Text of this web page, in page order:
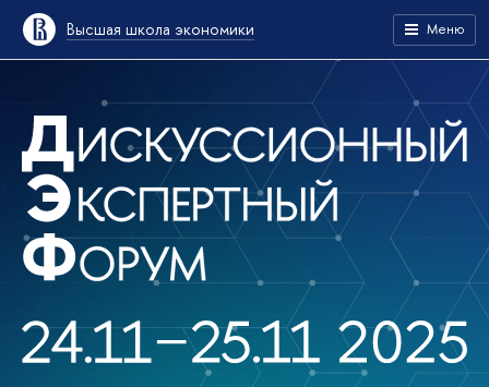
Высшая школа экономики Меню